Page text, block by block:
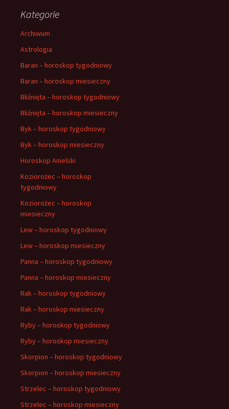
Kategorie
Archiwum
Astrologia
Baran – horoskop tygodniowy
Baran – horoskop miesieczny
Bliźnięta – horoskop tygodniowy
Bliźnięta – horoskop miesieczny
Byk – horoskop tygodniowy
Byk – horoskop miesieczny
Horoskop Anielski
Koziorożec – horoskop
tygodniowy
Koziorożec – horoskop
miesieczny
Lew – horoskop tygodniowy
Lew – horoskop miesieczny
Panna – horoskop tygodniowy
Panna – horoskop miesieczny
Rak – horoskop tygodniowy
Rak – horoskop miesieczny
Ryby – horoskop tygodniowy
Ryby – horoskop miesieczny
Skorpion – horoskop tygodniowy
Skorpion – horoskop miesieczny
Strzelec – horoskop tygodniowy
Strzelec – horoskop miesieczny